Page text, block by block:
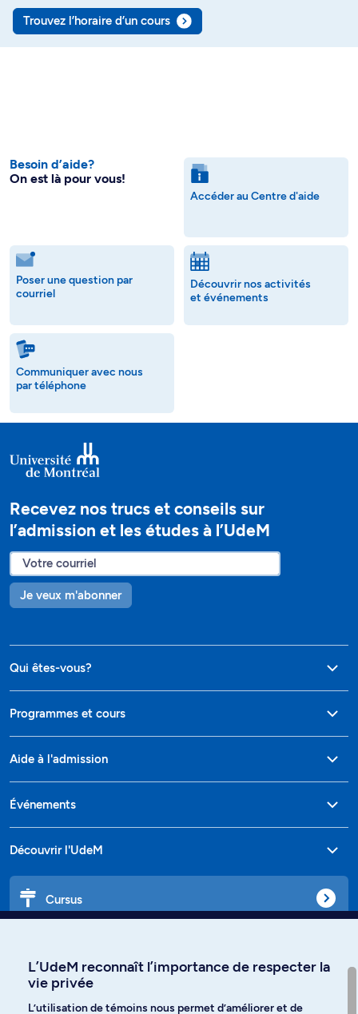
Trouvez l’horaire d’un cours
Besoin d’aide?
On est là pour vous!
Accéder au Centre d'aide
Poser une question par
courriel
Découvrir nos activités
et événements
Communiquer avec nous
par téléphone
Recevez nos trucs et conseils sur
l’admission et les études à l’UdeM
Je veux m'abonner
Qui êtes-vous?
Programmes et cours
Aide à l'admission
Événements
Découvrir l'UdeM
Cursus
L’UdeM reconnaît l’importance de respecter la
vie privée
L’utilisation de témoins nous permet d’améliorer et de